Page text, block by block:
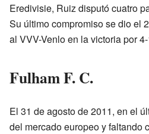
Eredivisie, Ruiz disputó cuatro
Su último compromiso se dio el
al VVV-Venlo en la victoria por
Fulham F. C.
El 31 de agosto de 2011, en el
del mercado europeo y faltando